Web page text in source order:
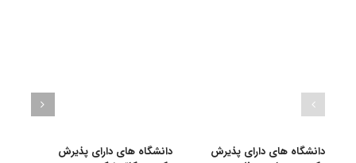
دانشگاه های دارای پذیرش
دانشگاه های دارای پذیرش